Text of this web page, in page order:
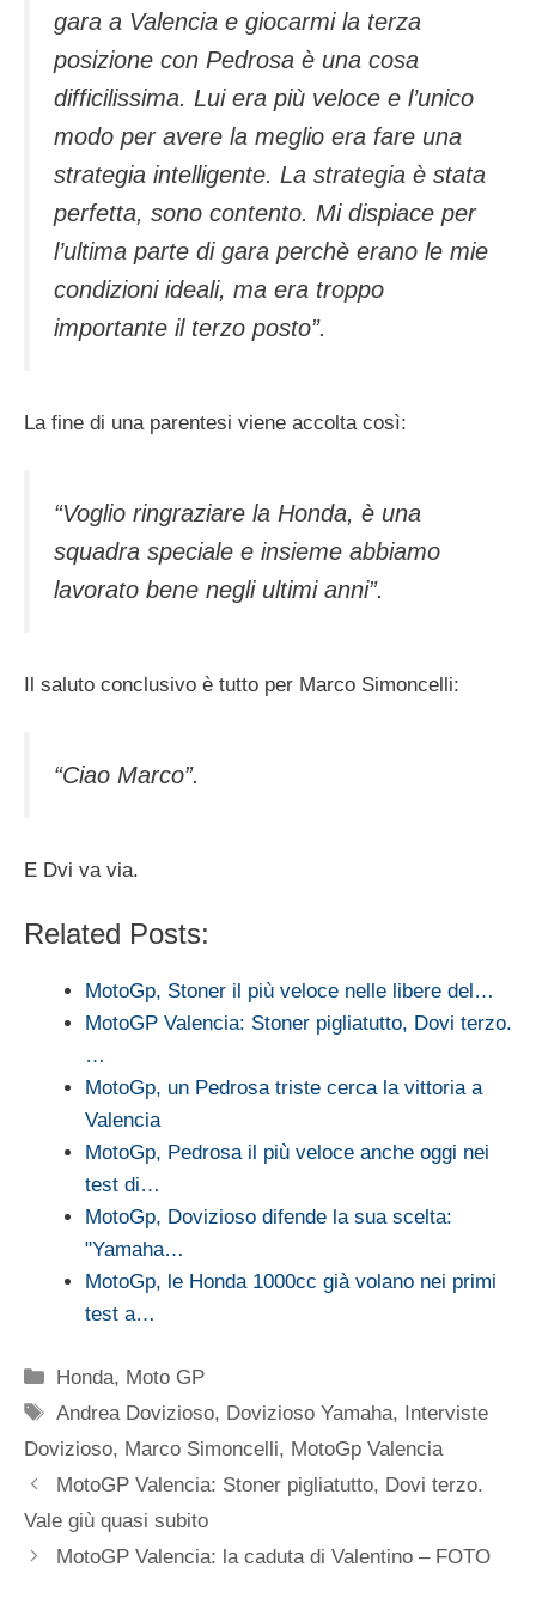
gara a Valencia e giocarmi la terza
posizione con Pedrosa è una cosa
difficilissima. Lui era più veloce e l’unico
modo per avere la meglio era fare una
strategia intelligente. La strategia è stata
perfetta, sono contento. Mi dispiace per
l’ultima parte di gara perchè erano le mie
condizioni ideali, ma era troppo
importante il terzo posto”.
La fine di una parentesi viene accolta così:
“Voglio ringraziare la Honda, è una
squadra speciale e insieme abbiamo
lavorato bene negli ultimi anni”.
Il saluto conclusivo è tutto per Marco Simoncelli:
“Ciao Marco”.
E Dvi va via.
Related Posts:
MotoGp, Stoner il più veloce nelle libere del…
MotoGP Valencia: Stoner pigliatutto, Dovi terzo.
…
MotoGp, un Pedrosa triste cerca la vittoria a
Valencia
MotoGp, Pedrosa il più veloce anche oggi nei
test di…
MotoGp, Dovizioso difende la sua scelta:
"Yamaha…
MotoGp, le Honda 1000cc già volano nei primi
test a…
Categorie
Honda, Moto GP
Tag
Andrea Dovizioso, Dovizioso Yamaha,
Interviste
Dovizioso, Marco Simoncelli, MotoGp Valencia
MotoGP Valencia: Stoner pigliatutto, Dovi terzo.
Vale giù quasi subito
MotoGP Valencia: la caduta di Valentino – FOTO